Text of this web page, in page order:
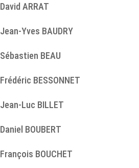
David ARRAT
Jean-Yves BAUDRY
Sébastien BEAU
Frédéric BESSONNET
Jean-Luc BILLET
Daniel BOUBERT
François BOUCHET